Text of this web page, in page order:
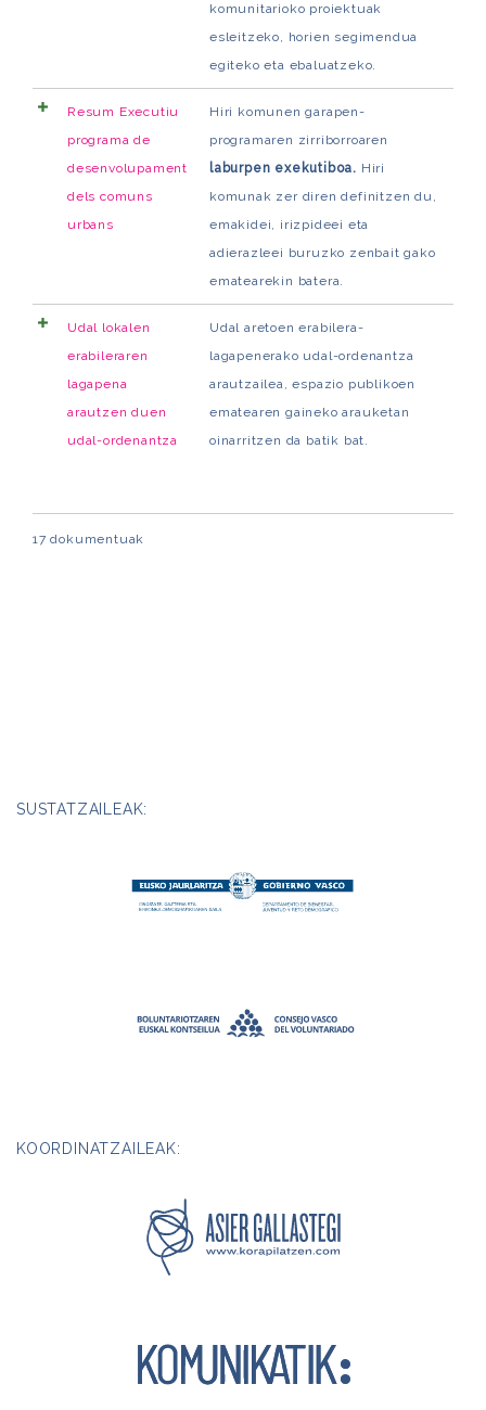
komunitarioko proiektuak
esleitzeko, horien segimendua
egiteko eta ebaluatzeko.
Resum Executiu
programa de
desenvolupament
dels comuns
urbans
Hiri komunen garapen-
programaren zirriborroaren
laburpen exekutiboa. Hiri
komunak zer diren definitzen du,
emakidei, irizpideei eta
adierazleei buruzko zenbait gako
ematearekin batera.
Udal lokalen
erabileraren
lagapena
arautzen duen
udal-ordenantza
Udal aretoen erabilera-
lagapenerako udal-ordenantza
arautzailea, espazio publikoen
ematearen gaineko arauketan
oinarritzen da batik bat.
17 dokumentuak
SUSTATZAILEAK:
KOORDINATZAILEAK: